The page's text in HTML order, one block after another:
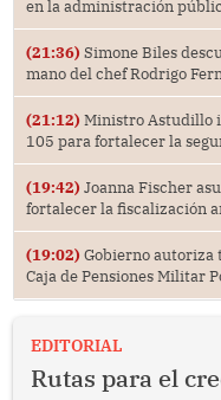
en la administración
(21:36) Simone Biles
mano del chef Rodrigo
(21:12) Ministro Astudillo
105 para fortalecer la
(19:42) Joanna Fischer
fortalecer la fiscalización
(19:02) Gobierno autoriza
Caja de Pensiones Militar
EDITORIAL
Rutas para el